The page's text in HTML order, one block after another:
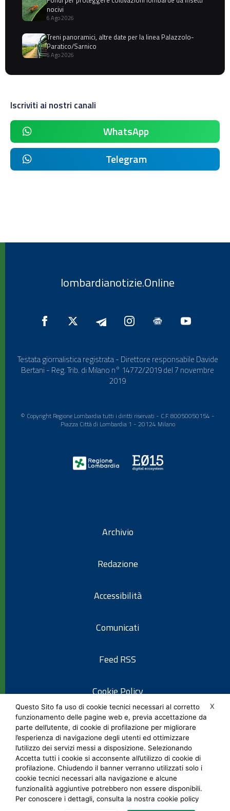
nocivi
6 Ago 2026
Treni panoramici, altre date per la linea Palazzolo-
Paratico/Sarnico
6 Ago 2026
Iscriviti ai nostri canali
WhatsApp
Telegram
lombardianotizie.Online
Testata giornalistica registrata - Direttore responsabile Davide
Bertani - Reg. Trib. di Milano n° 14772/2019 del 7 novembre
2019
© Copyright Regione Lombardia tutti i diritti riservati - C.F. 80050050154 -
Piazza Città di Lombardia 1 - 20124 Milano
Archivio
Redazione
Accessibilità
Comunicati
Feed RSS
Cookie Policy
Informativa privacy
Note legali
Social Media Policy
X
Questo Sito fa uso di cookie tecnici necessari al corretto
funzionamento delle pagine web e, previa accettazione da
parte dell’utente, di cookie di profilazione per migliorare
l’esperienza di navigazione degli utenti ed ottimizzare
l’utilizzo dei servizi messi a disposizione. Selezionando
Accetta tutti i cookie si acconsente all’utilizzo di cookie di
profilazione. Chiudendo il banner verranno utilizzati solo i
cookie tecnici necessari alla navigazione e alcune
funzionalità aggiuntive potrebbero non essere disponibili.
Per conoscere i dettagli, consulta la nostra cookie policy